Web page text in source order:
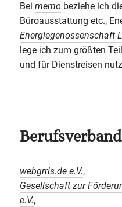
Beimemo beziehe ich
Büroausstattung etc.,
Energiegenossenschaft
lege ich zum größten
und für Dienstreisen
webgrrls.de e.V.,
Gesellschaft zur
e.V.,